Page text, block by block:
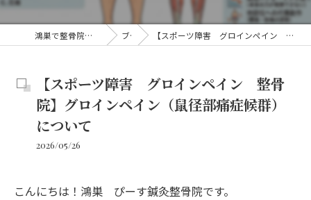
鴻巣で整骨院なら鴻巣 ぴーす鍼灸整骨院 ブログ 【スポーツ障害 グロインペイン 整骨院】グロインペイン（鼠径部痛症候群）について
【スポーツ障害 グロインペイン 整骨
院】グロインペイン（鼠径部痛症候群）
について
2026/05/26
こんにちは！鴻巣 ぴーす鍼灸整骨院です。